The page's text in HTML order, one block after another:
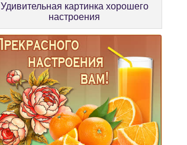
Удивительная картинка хорошего
настроения